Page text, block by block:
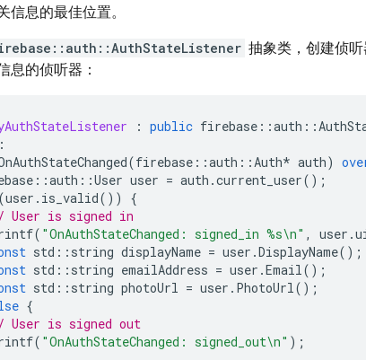
信息的最佳位置。
抽象类，创建侦
息的侦听器：
: public firebase ::auth ::
:
(firebase ::auth ::Auth* auth)
::auth ::User user = auth .current_user();
(user . is_valid())
{
User is signed in
( "OnAuthStateChanged: signed_in %s\n" , user .
std :: string displayName = user .DisplayName();
std :: string emailAddress = user .Email();
std :: string photoUrl = user . PhotoUrl();
{
User is signed out
( "OnAuthStateChanged: signed_out\n" );